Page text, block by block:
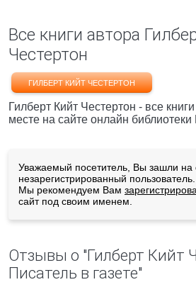
Все книги автора
Честертон
ГИЛБЕРТ КИЙТ ЧЕСТЕРТОН
Гилберт Кийт Честертон - все
месте на сайте онлайн библиотеки
Уважаемый посетитель, Вы зашли на
незарегистрированный пользователь.
Мы рекомендуем Вам
сайт под своим именем.
Отзывы о "Гилберт Кийт
Писатель в газете"